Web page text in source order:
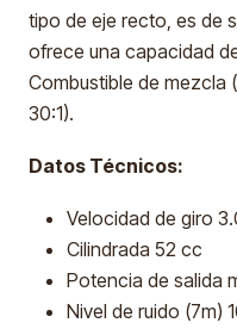
tipo de eje recto, es de
ofrece una capacidad
Combustible de mezcla
30:1).
Datos Técnicos:
Velocidad de giro
Cilindrada 52 cc
Potencia de salida
Nivel de ruido (7m)